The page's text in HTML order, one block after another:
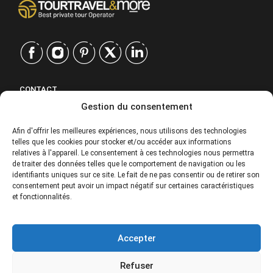
Gestion du consentement
Afin d'offrir les meilleures expériences, nous utilisons des technologies
telles que les cookies pour stocker et/ou accéder aux informations
relatives à l'appareil. Le consentement à ces technologies nous permettra
de traiter des données telles que le comportement de navigation ou les
identifiants uniques sur ce site. Le fait de ne pas consentir ou de retirer son
consentement peut avoir un impact négatif sur certaines caractéristiques
et fonctionnalités.
Accepter
Refuser
SERVICES
CONTACT
USA |
EUROPE
USA